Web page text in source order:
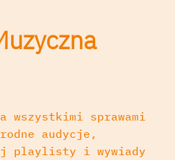
wszystkimi sprawami
audycje,
playlisty i wywiady